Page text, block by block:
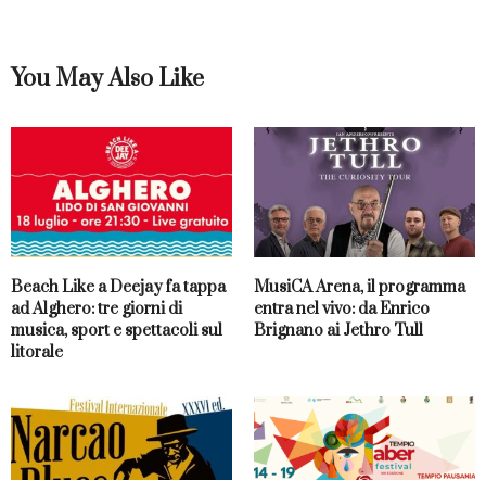
You May Also Like
Beach Like a Deejay fa tappa
ad Alghero: tre giorni di
musica, sport e spettacoli sul
litorale
MusiCA Arena, il programma
entra nel vivo: da Enrico
Brignano ai Jethro Tull